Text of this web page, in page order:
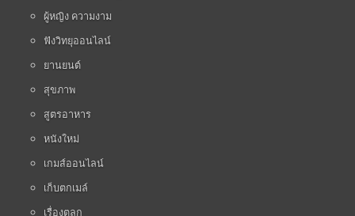
ผู้หญิง ความงาม
ฟังวิทยุออนไลน์
ยานยนต์
สุขภาพ
สูตรอาหาร
หนังใหม่
เกมส์ออนไลน์
เก็บตกเมล์
เรื่องตลก